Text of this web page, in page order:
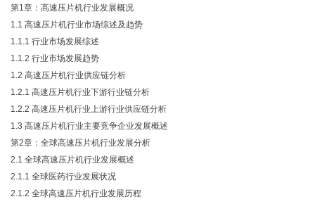
第1章：高速压片机行业发展概况
1.1 高速压片机行业市场综述及趋势
1.1.1 行业市场发展综述
1.1.2 行业市场发展趋势
1.2 高速压片机行业供应链分析
1.2.1 高速压片机行业下游行业链分析
1.2.2 高速压片机行业上游行业供应链分析
1.3 高速压片机行业主要竞争企业发展概述
第2章：全球高速压片机行业发展分析
2.1 全球高速压片机行业发展概述
2.1.1 全球医药行业发展状况
2.1.2 全球高速压片机行业发展历程